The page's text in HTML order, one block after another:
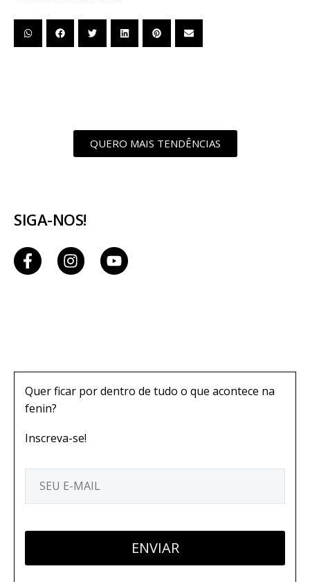
QUERO MAIS TENDÊNCIAS
SIGA-NOS!
Quer ficar por dentro de tudo o que acontece na
fenin?
Inscreva-se!